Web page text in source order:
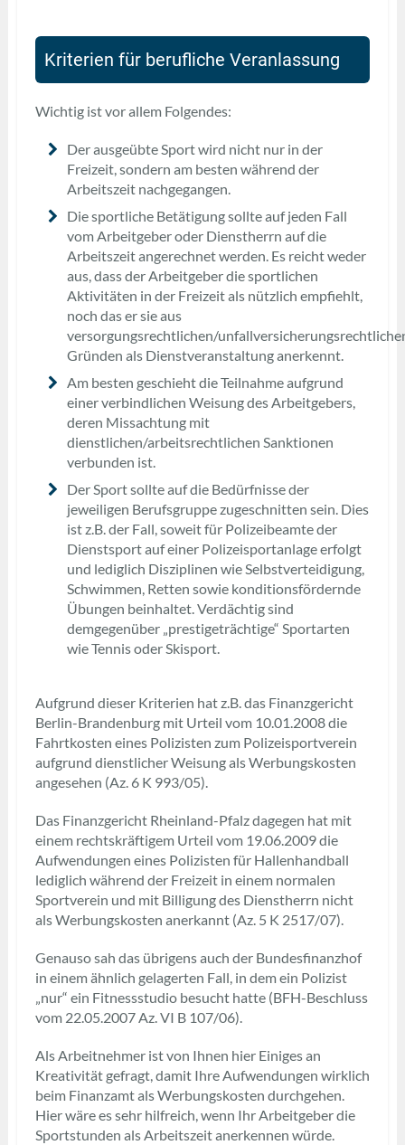
Kriterien für berufliche Veranlassung
Wichtig ist vor allem Folgendes:
Der ausgeübte Sport wird nicht nur in der
Freizeit, sondern am besten während der
Arbeitszeit nachgegangen.
Die sportliche Betätigung sollte auf jeden Fall
vom Arbeitgeber oder Dienstherrn auf die
Arbeitszeit angerechnet werden. Es reicht weder
aus, dass der Arbeitgeber die sportlichen
Aktivitäten in der Freizeit als nützlich empfiehlt,
noch das er sie aus
versorgungsrechtlichen/
Gründen als Dienstveranstaltung anerkennt.
Am besten geschieht die Teilnahme aufgrund
einer verbindlichen Weisung des Arbeitgebers,
deren Missachtung mit
dienstlichen/arbeitsrechtlichen Sanktionen
verbunden ist.
Der Sport sollte auf die Bedürfnisse der
jeweiligen Berufsgruppe zugeschnitten sein. Dies
ist z.B. der Fall, soweit für Polizeibeamte der
Dienstsport auf einer Polizeisportanlage erfolgt
und lediglich Disziplinen wie Selbstverteidigung,
Schwimmen, Retten sowie konditionsfördernde
Übungen beinhaltet. Verdächtig sind
demgegenüber „prestigeträchtige“ Sportarten
wie Tennis oder Skisport.
Aufgrund dieser Kriterien hat z.B. das Finanzgericht
Berlin-Brandenburg mit Urteil vom 10.01.2008 die
Fahrtkosten eines Polizisten zum Polizeisportverein
aufgrund dienstlicher Weisung als Werbungskosten
angesehen (Az. 6 K 993/05).
Das Finanzgericht Rheinland-Pfalz dagegen hat mit
einem rechtskräftigem Urteil vom 19.06.2009 die
Aufwendungen eines Polizisten für Hallenhandball
lediglich während der Freizeit in einem normalen
Sportverein und mit Billigung des Dienstherrn nicht
als Werbungskosten anerkannt (Az. 5 K 2517/07).
Genauso sah das übrigens auch der Bundesfinanzhof
in einem ähnlich gelagerten Fall, in dem ein Polizist
„nur“ ein Fitnessstudio besucht hatte (BFH-Beschluss
vom 22.05.2007 Az. VI B 107/06).
Als Arbeitnehmer ist von Ihnen hier Einiges an
Kreativität gefragt, damit Ihre Aufwendungen wirklich
beim Finanzamt als Werbungskosten durchgehen.
Hier wäre es sehr hilfreich, wenn Ihr Arbeitgeber die
Sportstunden als Arbeitszeit anerkennen würde.